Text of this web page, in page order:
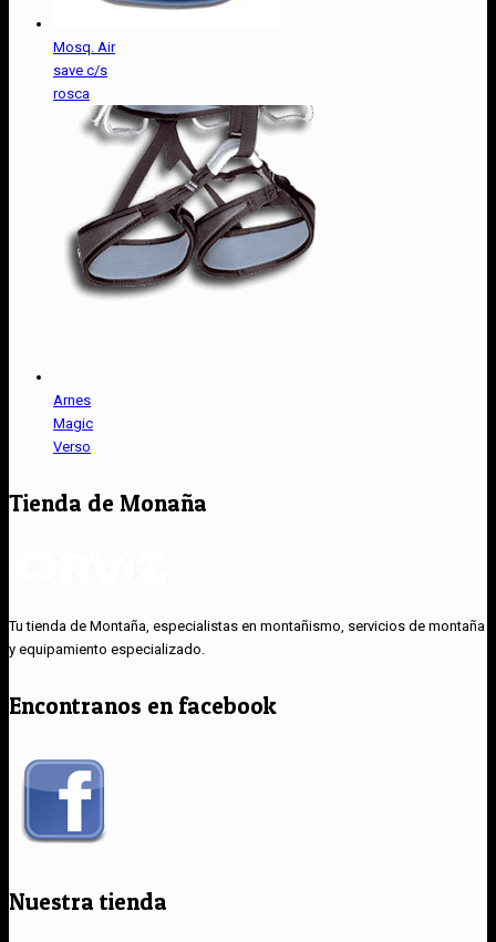
Mosq. Air
save c/s
rosca
Arnes
Magic
Verso
Tienda de Monaña
Tu tienda de Montaña, especialistas en montañismo, servicios de montaña
y equipamiento especializado.
Encontranos en facebook
Nuestra tienda